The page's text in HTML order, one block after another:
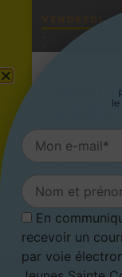
MENU
26 avril 2026
ARTICLE PRÉCÉDENT
Menu du 11 juillet au 17
En
recevoir un
par voie